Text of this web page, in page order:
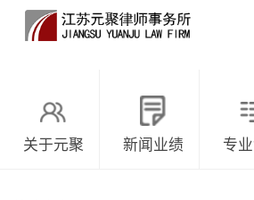
关于元聚 新闻业绩 专